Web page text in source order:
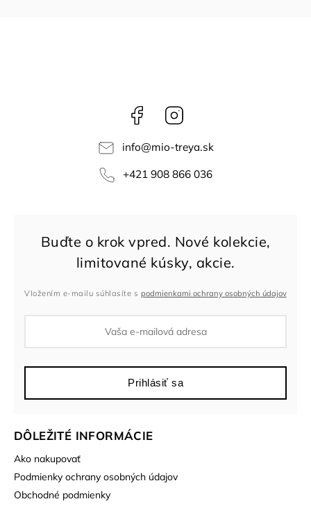
Facebook
info@mio-treya.sk
+421 908 866 036
DÔLEŽITÉ INFORMÁCIE
Ako nakupovať
Podmienky ochrany osobných údajov
Obchodné podmienky
Vložením e-mailu súhlasíte s podmienkami ochrany osobných údajov
Prihlásiť sa